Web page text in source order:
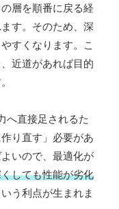
層を順番に戻る経
す。そのため、深
すくなります。こ
近道があれば目的
へ直接足されるた
り直す」必要があ
いので、最適化が
しても性能が劣化
いう利点が生まれま